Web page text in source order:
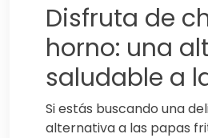
Disfruta de
horno: una
saludable a
Si estás buscando una
alternativa a las papas